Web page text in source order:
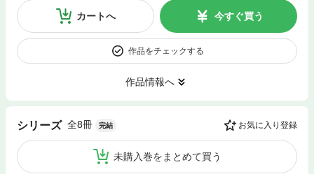
カートへ 今すぐ買う
作品をチェックする
作品情報へ
シリーズ 全8冊 完結 お気に入り登録
未購入巻をまとめて買う